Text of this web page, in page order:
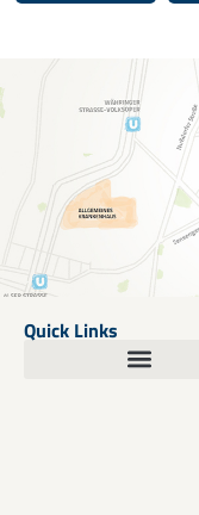
Quick Links